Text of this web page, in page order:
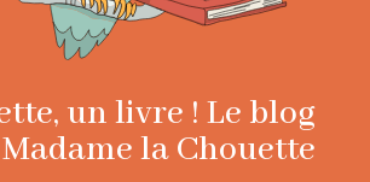
un livre ! Le blog
la Chouette